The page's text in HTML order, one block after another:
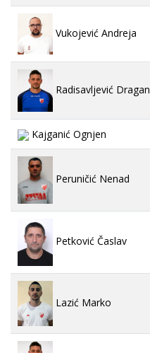
Vukojević Andreja
Radisavljević Dragan
Kajganić Ognjen
Peruničić Nenad
Petković Časlav
Lazić Marko